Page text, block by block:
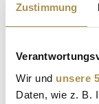
Zustimmung
Wir und unsere
Daten, wie z. B.